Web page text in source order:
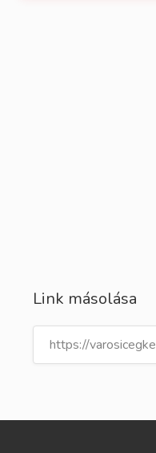
Link másolása